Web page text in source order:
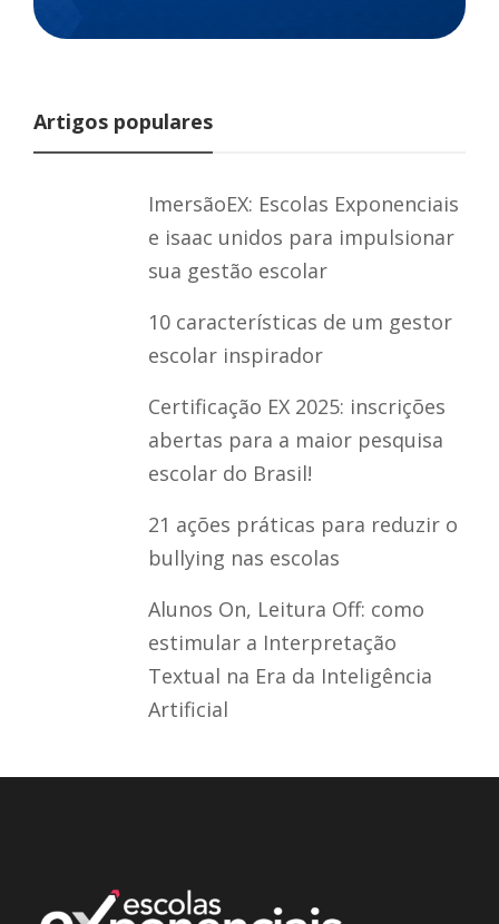
Artigos populares
ImersãoEX: Escolas Exponenciais
e isaac unidos para impulsionar
sua gestão escolar
10 características de um gestor
escolar inspirador
Certificação EX 2025: inscrições
abertas para a maior pesquisa
escolar do Brasil!
21 ações práticas para reduzir o
bullying nas escolas
Alunos On, Leitura Off: como
estimular a Interpretação
Textual na Era da Inteligência
Artificial